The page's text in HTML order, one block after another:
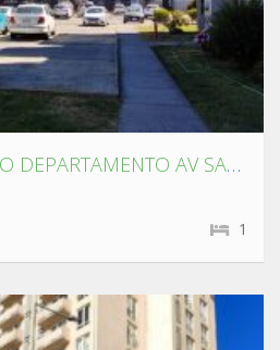
SE VENDE HERMOSO DEPARTAMENTO AV SANTA MARIA ,HUALPÉN.
1